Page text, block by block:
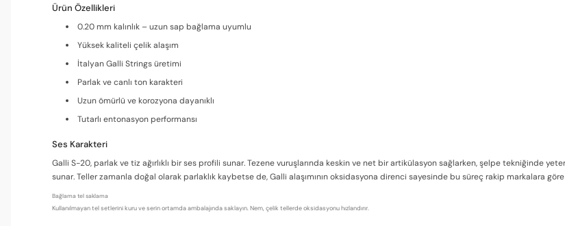
Ürün Özellikleri
0.20 mm kalınlık – uzun sap bağlama uyumlu
Yüksek kaliteli çelik alaşım
İtalyan Galli Strings üretimi
Parlak ve canlı ton karakteri
Uzun ömürlü ve korozyona dayanıklı
Tutarlı entonasyon performansı
Ses Karakteri
Galli S-20, parlak ve tiz ağırlıklı bir ses profili sunar. Tezene vuruşlarında keskin ve net bir artikülasyon sağlarken, şelpe tekniğinde
sunar. Teller zamanla doğal olarak parlaklık kaybetse de, Galli alaşımının oksidasyona direnci sayesinde bu süreç rakip markalara
Bağlama tel saklama
Kullanılmayan tel setlerini kuru ve serin ortamda ambalajında saklayın. Nem, çelik tellerde oksidasyonu hızlandırır.